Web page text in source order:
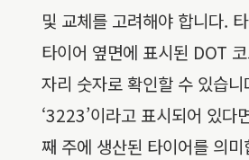
및 교체를 고려해야 합니다.
타이어 옆면에 표시된 DOT
자리 숫자로 확인할 수 있습
‘3223’이라고 표시되어 있
째 주에 생산된 타이어를 의